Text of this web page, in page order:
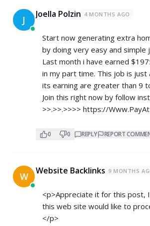
J Joella Polzin 4 MONTHS AGO
Start now generating extra
by doing very easy and simple
Last month i have earned
in my part time. This job is just
its earning are greater than 9
Join this right now by follow
>>.>>.>>>> https://
0 0 REPLY REPORT
W Website Backlinks 9 MONTHS
<p>Appreciate it for this post,
this web site would like to
</p>